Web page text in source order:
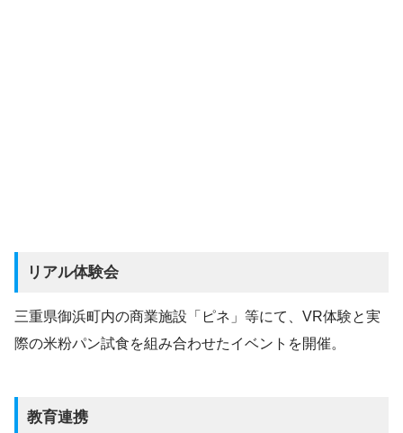
リアル体験会
三重県御浜町内の商業施設「ピネ」等にて、VR体験と実
際の米粉パン試食を組み合わせたイベントを開催。
教育連携